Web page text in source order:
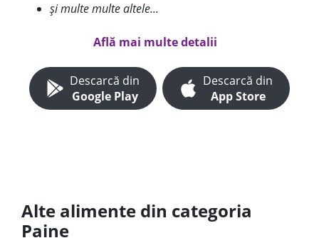
și multe multe altele...
Află mai multe detalii
Descarcă din
Google Play
Descarcă din
App Store
Alte alimente din categoria
Paine